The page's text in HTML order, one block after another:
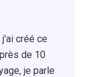
créé ce
de 10
je parle